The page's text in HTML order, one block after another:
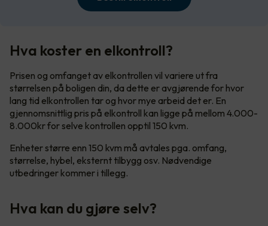
Hva koster en elkontroll?
Prisen og omfanget av elkontrollen vil variere ut fra
størrelsen på boligen din, da dette er avgjørende for hvor
lang tid elkontrollen tar og hvor mye arbeid det er. En
gjennomsnittlig pris på elkontroll kan ligge på mellom 4.000-
8.000kr for selve kontrollen opptil 150 kvm.
Enheter større enn 150 kvm må avtales pga. omfang,
størrelse, hybel, eksternt tilbygg osv. Nødvendige
utbedringer kommer i tillegg.
Hva kan du gjøre selv?